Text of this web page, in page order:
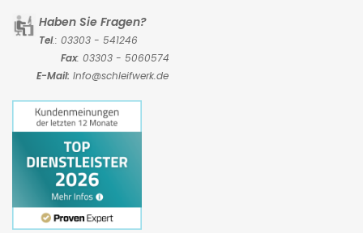
Haben Sie Fragen?
Tel.: 03303 - 541246
Fax: 03303 - 5060574
E-Mail: Info@schleifwerk.de